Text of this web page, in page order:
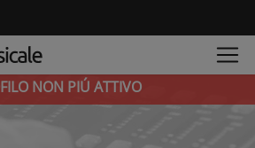
NON PIÚ ATTIVO